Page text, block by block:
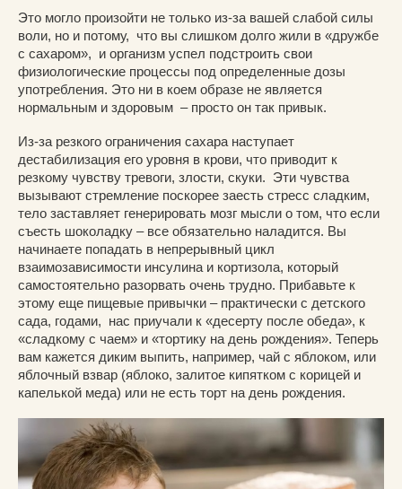
Это могло произойти не только из-за вашей слабой силы
воли, но и потому, что вы слишком долго жили в «дружбе
с сахаром», и организм успел подстроить свои
физиологические процессы под определенные дозы
употребления. Это ни в коем образе не является
нормальным и здоровым – просто он так привык.
Из-за резкого ограничения сахара наступает
дестабилизация его уровня в крови, что приводит к
резкому чувству тревоги, злости, скуки. Эти чувства
вызывают стремление поскорее заесть стресс сладким,
тело заставляет генерировать мозг мысли о том, что если
съесть шоколадку – все обязательно наладится. Вы
начинаете попадать в непрерывный цикл
взаимозависимости инсулина и кортизола, который
самостоятельно разорвать очень трудно. Прибавьте к
этому еще пищевые привычки – практически с детского
сада, годами, нас приучали к «десерту после обеда», к
«сладкому с чаем» и «тортику на день рождения». Теперь
вам кажется диким выпить, например, чай с яблоком, или
яблочный взвар (яблоко, залитое кипятком с корицей и
капелькой меда) или не есть торт на день рождения.